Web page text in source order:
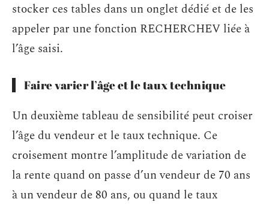
stocker ces tables dans un onglet dédié et de les
appeler par une fonction RECHERCHEV liée à
l’âge saisi.
Faire varier l’âge et le taux technique
Un deuxième tableau de sensibilité peut croiser
l’âge du vendeur et le taux technique. Ce
croisement montre l’amplitude de variation de
la rente quand on passe d’un vendeur de 70 ans
à un vendeur de 80 ans, ou quand le taux